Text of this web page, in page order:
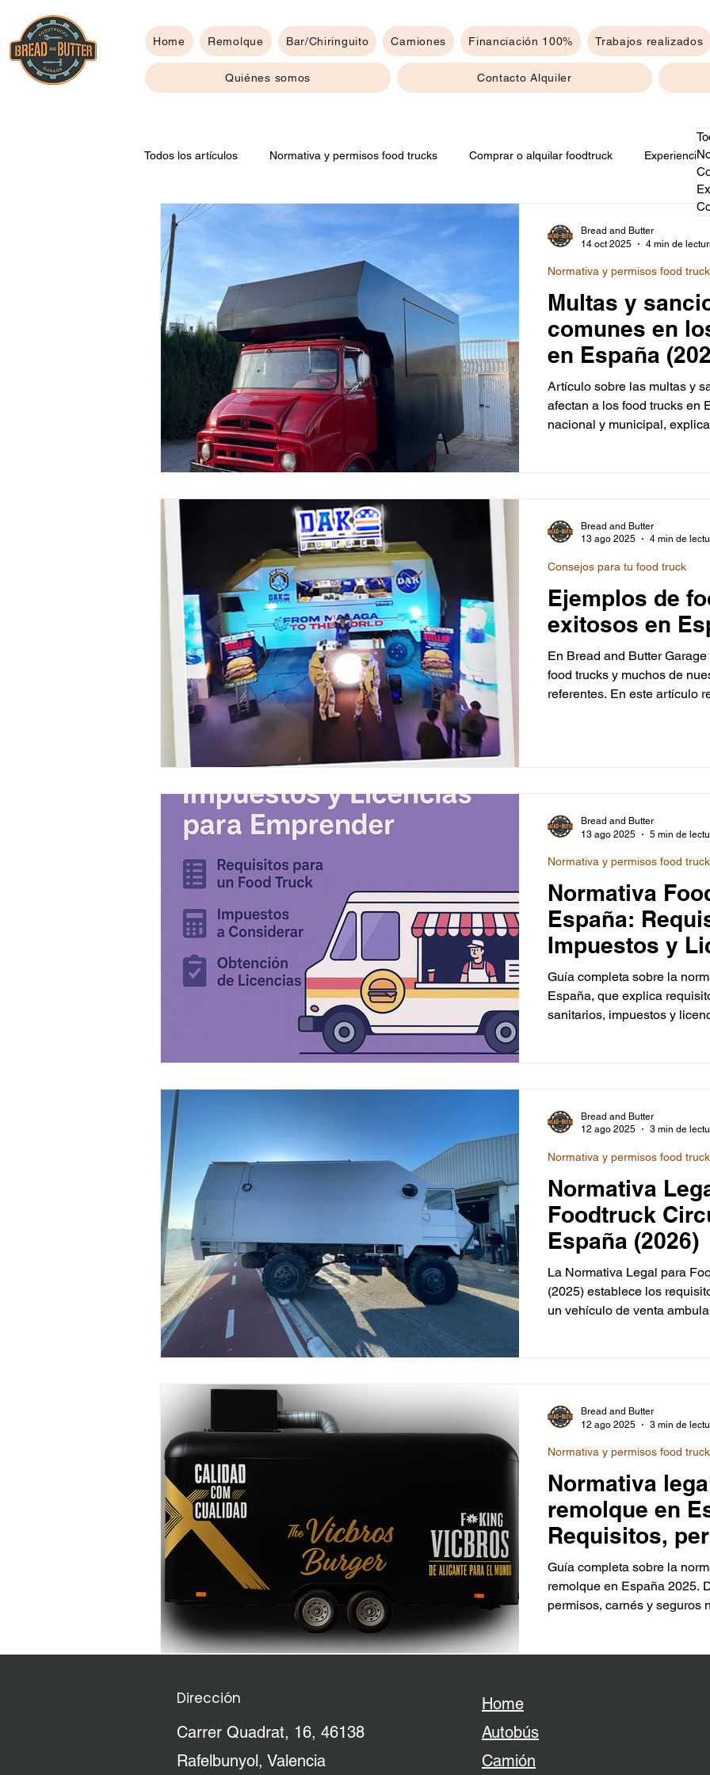
Home Remolque Bar/Chiringuito Camiones Financiación 100% Trabajos realizados
Quiénes somos Contacto Alquiler
Todos los artículos Normativa y permisos food trucks Comprar o alquilar foodtruck
Consejos para tu food truck
Multas y
comunes en
en España
Artículo sobre las multas y
afectan a los food trucks en
nacional y municipal,
Normativa y permisos food
Bread and Butter
14 oct 2025
4 min de
Ejemplos de
exitosos en
En Bread and Butter
food trucks y muchos de
referentes. En este artículo
Consejos para tu food truck
Bread and Butter
13 ago 2025
4 min de
Normativa
España:
Impuestos y
Emprender en
Guía completa sobre la
España, que explica
sanitarios, impuestos y
Normativa y permisos food
Bread and Butter
13 ago 2025
5 min de
Normativa
Foodtruck
España (2026)
La Normativa Legal para
(2025) establece los
un vehículo de venta
3.500 kg, más manejables y
kg, que requieren carné C.
Normativa y permisos food
Bread and Butter
12 ago 2025
3 min de
Normativa
remolque en
Requisitos,
licencia
Guía completa sobre la
remolque en España 2025.
permisos, carnés y seguros
Normativa y permisos food
Bread and Butter
12 ago 2025
3 min de
Dirección
Carrer Quadrat, 16, 46138
Rafelbunyol, Valencia
Home
Autobús
Camión